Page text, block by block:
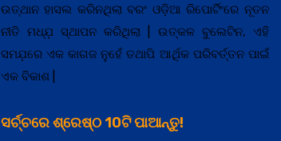
ଉତ୍ଥାନ ହାସଲ କରିନଥିଲା ବରଂ ଓଡ଼ିଆ ରିପୋର୍ଟିଂରେ ନୂତନ
ନୀତି ମଧ୍ଯ଼ ସ୍ଥାପନ କରିଥିଲା | ଉତ୍କଳ ବୁଲେଟିନ, ଏହି
ସମଯ଼ରେ ଏକ କାଗଜ ନୁହେଁ ତଥାପି ଆର୍ଥିକ ପରିବର୍ତ୍ତନ ପାଇଁ
ଏକ ବିକାଶ |
ସର୍ଚ୍ଚରେ ଶ୍ରେଷ୍ଠ 10ଟି ପାଆନ୍ତୁ!